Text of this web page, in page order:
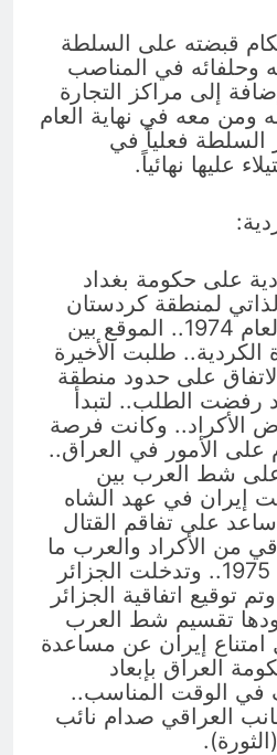
قبضته على السلطة
وحلفائه في المناصب
إلى مراكز التجارة
ومن معه في نهاية العام
السلطة فعلياً في
عليها نهائياً.
على حكومة بغداد
لمنطقة كردستان
العراق في 21 آذار العام 1974.. الموقع بين
الكردية.. طلبت الأخيرة
على حدود منطقة
رفضت الطلب.. لتبدأ
ض الأكراد.. وكانت فرصة
الأمور في العراق..
على شط العرب بين
إيران في عهد الشاه
على تفاقم القتال
من الأكراد والعرب ما
بين عامي 1974 إلى 1975.. وتدخلت الجزائر
توقيع اتفاقية الجزائر
بنودها تقسيم شط العرب
امتناع إيران عن مساعدة
العراق بإبعاد
في الوقت المناسب..
العراقي صدام نائب